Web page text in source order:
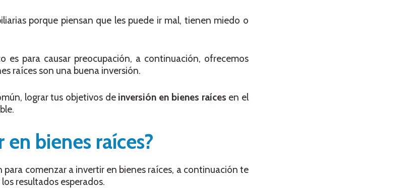
porque piensan que les puede ir mal, tienen miedo o
es para causar preocupación, a continuación, ofrecemos
raíces son una buena inversión.
lograr tus objetivos de inversión en bienes raíces en el
bienes raíces?
comenzar a invertir en bienes raíces, a continuación te
resultados esperados.